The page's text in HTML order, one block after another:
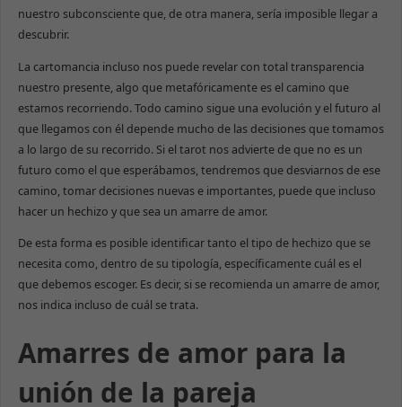
nuestro subconsciente que, de otra manera, sería imposible llegar a
descubrir.
La cartomancia incluso nos puede revelar con total transparencia
nuestro presente, algo que metafóricamente es el camino que
estamos recorriendo. Todo camino sigue una evolución y el futuro al
que llegamos con él depende mucho de las decisiones que tomamos
a lo largo de su recorrido. Si el tarot nos advierte de que no es un
futuro como el que esperábamos, tendremos que desviarnos de ese
camino, tomar decisiones nuevas e importantes, puede que incluso
hacer un hechizo y que sea un amarre de amor.
De esta forma es posible identificar tanto el tipo de hechizo que se
necesita como, dentro de su tipología, específicamente cuál es el
que debemos escoger. Es decir, si se recomienda un amarre de amor,
nos indica incluso de cuál se trata.
Amarres de amor para la
unión de la pareja